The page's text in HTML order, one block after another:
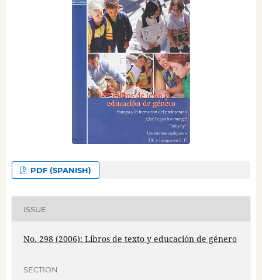
PDF (SPANISH)
ISSUE
No. 298 (2006): Libros de texto y educación de género
SECTION